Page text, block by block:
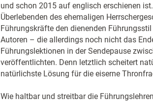
und schon 2015 auf englisch erschienen
Überlebenden des ehemaligen
Führungskräfte den dienenden
Autoren – die allerdings noch nicht das
Führungslektionen in der Sendepause
veröffentlichten. Denn letztlich scheitert
natürlichste Lösung für die eiserne
Wie haltbar und streitbar die